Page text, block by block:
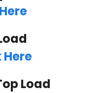
Here
Load